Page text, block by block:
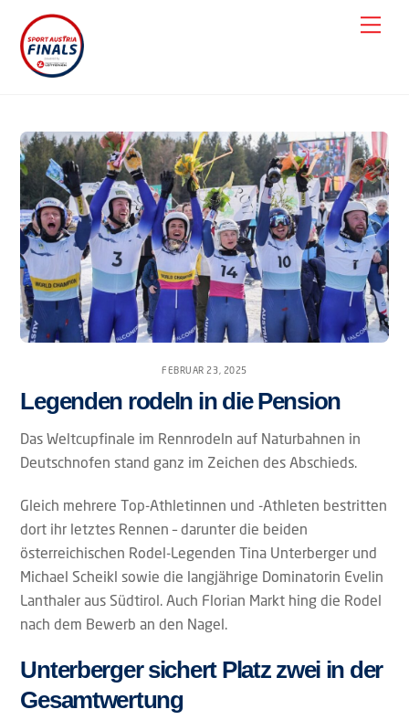
content
FEBRUAR 23, 2025
Legenden rodeln in die Pension
Das Weltcupfinale im Rennrodeln auf Naturbahnen in
Deutschnofen stand ganz im Zeichen des Abschieds.
Gleich mehrere Top-Athletinnen und -Athleten bestritten
dort ihr letztes Rennen – darunter die beiden
österreichischen Rodel-Legenden Tina Unterberger und
Michael Scheikl sowie die langjährige Dominatorin Evelin
Lanthaler aus Südtirol. Auch Florian Markt hing die Rodel
nach dem Bewerb an den Nagel.
Unterberger sichert Platz zwei in der
Gesamtwertung